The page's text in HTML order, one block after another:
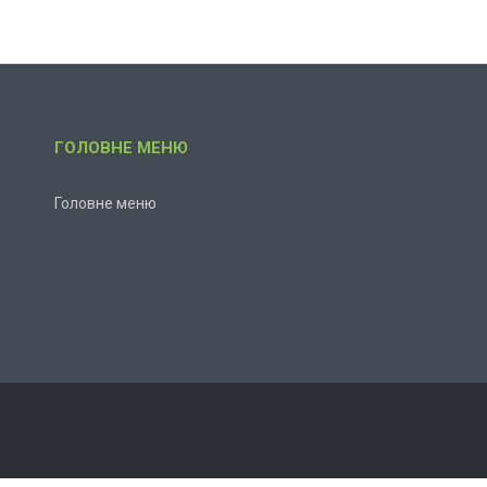
ГОЛОВНЕ МЕНЮ
Головне меню